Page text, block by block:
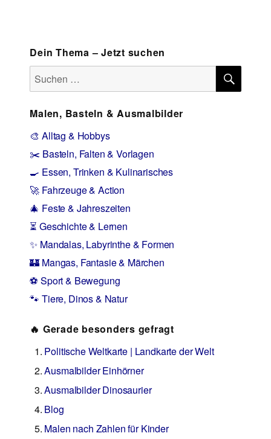
Dein Thema – Jetzt suchen
Suchen
nach:
Malen, Basteln & Ausmalbilder
🎨 Alltag & Hobbys
✂️ Basteln, Falten & Vorlagen
🍳 Essen, Trinken & Kulinarisches
🚀 Fahrzeuge & Action
🎄 Feste & Jahreszeiten
⏳ Geschichte & Lernen
✨ Mandalas, Labyrinthe & Formen
🏰 Mangas, Fantasie & Märchen
⚽ Sport & Bewegung
🐾 Tiere, Dinos & Natur
🔥 Gerade besonders gefragt
Politische Weltkarte | Landkarte der Welt
Ausmalbilder Einhörner
Ausmalbilder Dinosaurier
Blog
Malen nach Zahlen für Kinder